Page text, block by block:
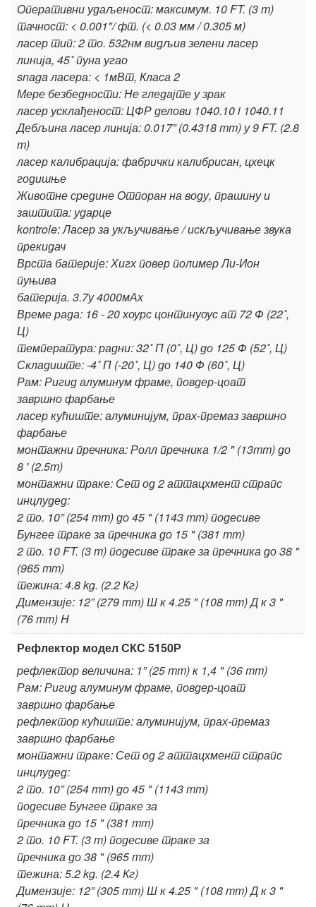
Оперативни удаљеност: максимум. 10 FT. (3 m)
тачност: < 0.001"/ фт. (< 0.03 мм / 0.305 м)
ласер тип: 2 то. 532нм видљив зелени ласер
линија, 45˚ пуна угао
snaga ласера: < 1мВт, Класа 2
Мере безбедности: Не гледајте у зрак
ласер усклађеност: ЦФР делови 1040.10 i 1040.11
Дебљина ласер линија: 0.017” (0.4318 mm) у 9 FT. (2.8
m)
ласер калибрација: фабрички калибрисан, цхецк
годишње
Животне средине Отпоран на воду, прашину и
заштита: ударце
kontrole: Ласер за укључивање / искључивање звука
прекидач
Врста батерије: Хигх повер полимер Ли-Ион
пуњива
батерија. 3.7у 4000мАх
Време рада: 16 - 20 хоурс цонтинуоус ат 72 Ф (22˚,
Ц)
температура: радни: 32˚ П (0˚, Ц) до 125 Ф (52˚, Ц)
Складиште: -4˚ П (-20˚, Ц) до 140 Ф (60˚, Ц)
Рам: Ригид алуминум фраме, повдер-цоат
завршно фарбање
ласер кућиште: алуминијум, прах-премаз завршно
фарбање
монтажни пречника: Ролл пречника 1/2 " (13mm) до
8 ' (2.5m)
монтажни траке: Сет од 2 аттацхмент страпс
инцлудед:
2 то. 10” (254 mm) до 45 " (1143 mm) подесиве
Бунгее траке за пречника до 15 " (381 mm)
2 то. 10 FT. (3 m) подесиве траке за пречника до 38 "
(965 mm)
тежина: 4.8 kg. (2.2 Кг)
Димензије: 12” (279 mm) Ш к 4.25 " (108 mm) Д к 3 "
(76 mm) H
Рефлектор модел СКС 5150Р
рефлектор величина: 1” (25 mm) к 1,4 " (36 mm)
Рам: Ригид алуминум фраме, повдер-цоат
завршно фарбање
рефлектор кућиште: алуминијум, прах-премаз
завршно фарбање
монтажни траке: Сет од 2 аттацхмент страпс
инцлудед:
2 то. 10” (254 mm) до 45 " (1143 mm)
подесиве Бунгее траке за
пречника до 15 " (381 mm)
2 то. 10 FT. (3 m) подесиве траке за
пречника до 38 " (965 mm)
тежина: 5.2 kg. (2.4 Кг)
Димензије: 12” (305 mm) Ш к 4.25 " (108 mm) Д к 3 "